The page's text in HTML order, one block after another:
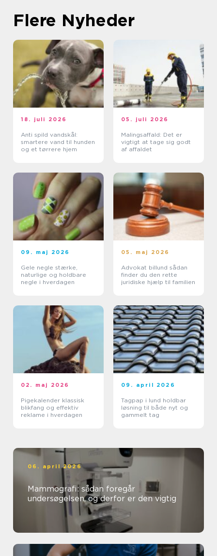
Flere Nyheder
18. juli 2026
Anti spild vandskål:
smartere vand til hunden
og et tørrere hjem
05. juli 2026
Malingsaffald: Det er
vigtigt at tage sig godt
af affaldet
09. maj 2026
Gele negle stærke,
naturlige og holdbare
negle i hverdagen
05. maj 2026
Advokat billund sådan
finder du den rette
juridiske hjælp til familien
02. maj 2026
Pigekalender klassisk
blikfang og effektiv
reklame i hverdagen
09. april 2026
Tagpap i lund holdbar
løsning til både nyt og
gammelt tag
06. april 2026
Mammografi: sådan foregår
undersøgelsen, og derfor er den vigtig